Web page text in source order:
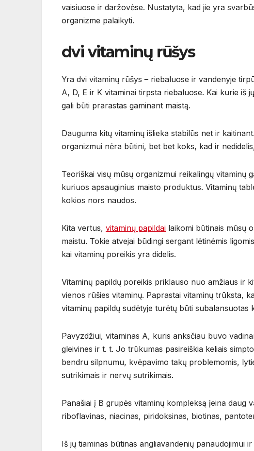
vaisiuose ir daržovėse. Nustatyta, kad jie yra
organizme palaikyti.
dvi vitaminų rūšys
Yra dvi vitaminų rūšys – riebaluose ir vandenyje
A, D, E ir K vitaminai tirpsta riebaluose. Kai kurie iš
gali būti prarastas gaminant maistą.
Dauguma kitų vitaminų išlieka stabilūs net ir
organizmui nėra būtini, bet bet koks, kad ir
Teoriškai visų mūsų organizmui reikalingų vitaminų
kuriuos apsauginius maisto produktus. Vitaminų
kokios nors naudos.
Kita vertus, vitaminų papildai laikomi būtinais mūsų
maistu. Tokie atvejai būdingi sergant lėtinėmis
kai vitaminų poreikis yra didelis.
Vitaminų papildų poreikis priklauso nuo amžiaus ir
vienos rūšies vitaminų. Paprastai vitaminų trūksta,
vitaminų papildų sudėtyje turėtų būti subalansuotas
Pavyzdžiui, vitaminas A, kuris anksčiau buvo
gleivines ir t. t. Jo trūkumas pasireiškia keliais
bendru silpnumu, kvėpavimo takų problemomis,
sutrikimais ir nervų sutrikimais.
Panašiai į B grupės vitaminų kompleksą įeina daug
riboflavinas, niacinas, piridoksinas, biotinas,
Iš jų tiaminas būtinas angliavandenių panaudojimui